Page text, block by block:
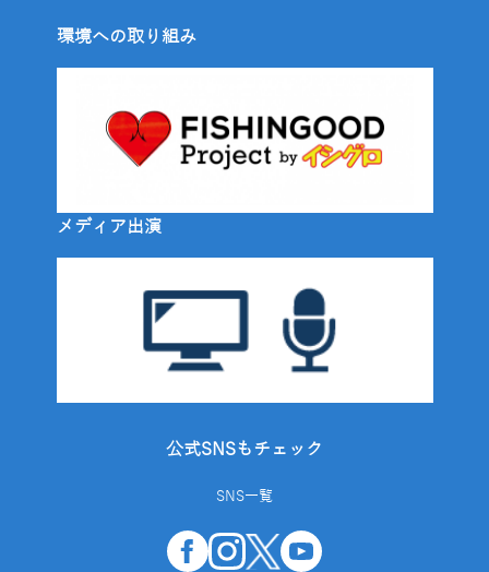
環境への取り組み
メディア出演
公式SNSもチェック
SNS一覧